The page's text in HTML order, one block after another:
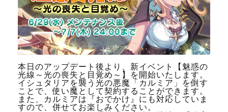
本日のアップデート後より、新イベント【魅惑の
光線～光の喪失と目覚め～】を開始いたします。
イシュタリアを襲う光の悪魔「カルミア」を倒す
ことで、使い魔として契約することができます。
また、カルミアは『おでかけ』にも対応していま
すので、併せてお楽しみください。